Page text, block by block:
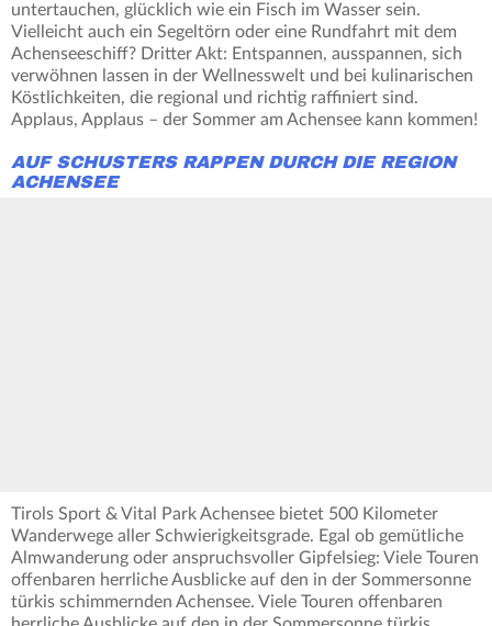
untertauchen, glücklich wie ein Fisch im Wasser sein.
Vielleicht auch ein Segeltörn oder eine Rundfahrt mit dem
Achenseeschiff? Dritter Akt: Entspannen, ausspannen, sich
verwöhnen lassen in der Wellnesswelt und bei kulinarischen
Köstlichkeiten, die regional und richtig raffiniert sind.
Applaus, Applaus – der Sommer am Achensee kann kommen!
AUF SCHUSTERS RAPPEN DURCH DIE REGION
ACHENSEE
Tirols Sport & Vital Park Achensee bietet 500 Kilometer
Wanderwege aller Schwierigkeitsgrade. Egal ob gemütliche
Almwanderung oder anspruchsvoller Gipfelsieg: Viele Touren
offenbaren herrliche Ausblicke auf den in der Sommersonne
türkis schimmernden Achensee. Viele Touren offenbaren